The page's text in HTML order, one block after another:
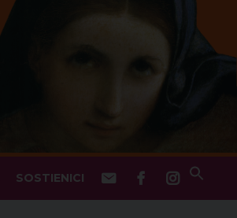
SOSTIENICI